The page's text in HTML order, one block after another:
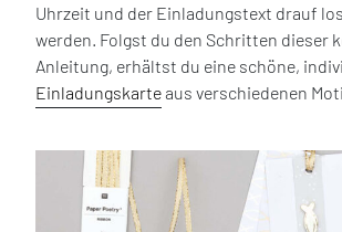
Uhrzeit und der Einladungstext drauf
werden. Folgst du den Schritten dieser
Anleitung, erhältst du eine schöne,
Einladungskarteaus verschiedenen